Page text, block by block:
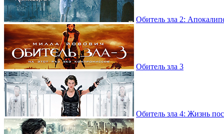
Обитель зла 2:
Обитель зла 3
Обитель зла 4: Жизнь